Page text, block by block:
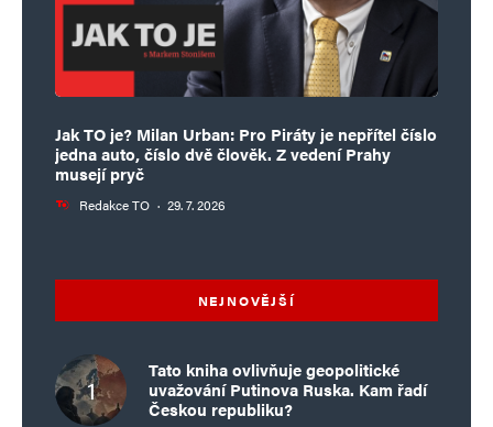
Jak TO je? Milan Urban: Pro Piráty je nepřítel číslo
jedna auto, číslo dvě člověk. Z vedení Prahy
musejí pryč
Redakce TO · 29. 7. 2026
NEJNOVĚJŠÍ
Tato kniha ovlivňuje geopolitické
uvažování Putinova Ruska. Kam řadí
Českou republiku?